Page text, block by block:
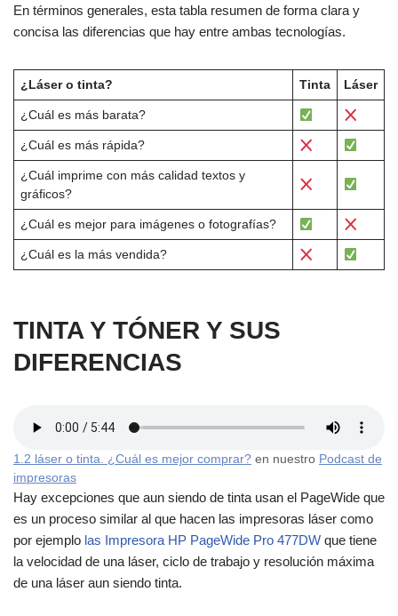
En términos generales, esta tabla resumen de forma clara y
concisa las diferencias que hay entre ambas tecnologías.
¿Láser o tinta? Tinta Láser
¿Cuál es más barata?
¿Cuál es más rápida?
¿Cuál imprime con más calidad textos y
gráficos?
¿Cuál es mejor para imágenes o fotografías?
¿Cuál es la más vendida?
TINTA Y TÓNER Y SUS
DIFERENCIAS
1.2 láser o tinta. ¿Cuál es mejor comprar? en nuestro Podcast de
impresoras
Hay excepciones que aun siendo de tinta usan el PageWide que
es un proceso similar al que hacen las impresoras láser como
por ejemplo las Impresora HP PageWide Pro 477DW que tiene
la velocidad de una láser, ciclo de trabajo y resolución máxima
de una láser aun siendo tinta.